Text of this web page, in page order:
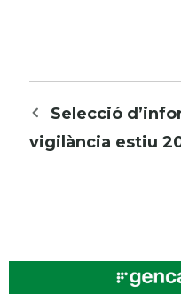
Navegació
per
Selecció
vigilància estiu